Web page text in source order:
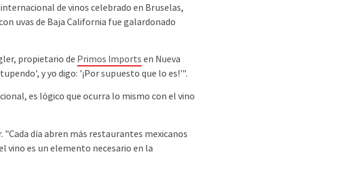
de vinos celebrado en Bruselas,
uvas de Baja California fue galardonado
propietario de Primos Imports en Nueva
y yo digo: '¡Por supuesto que lo es!'".
es lógico que ocurra lo mismo con el vino
"Cada día abren más restaurantes mexicanos
vino es un elemento necesario en la